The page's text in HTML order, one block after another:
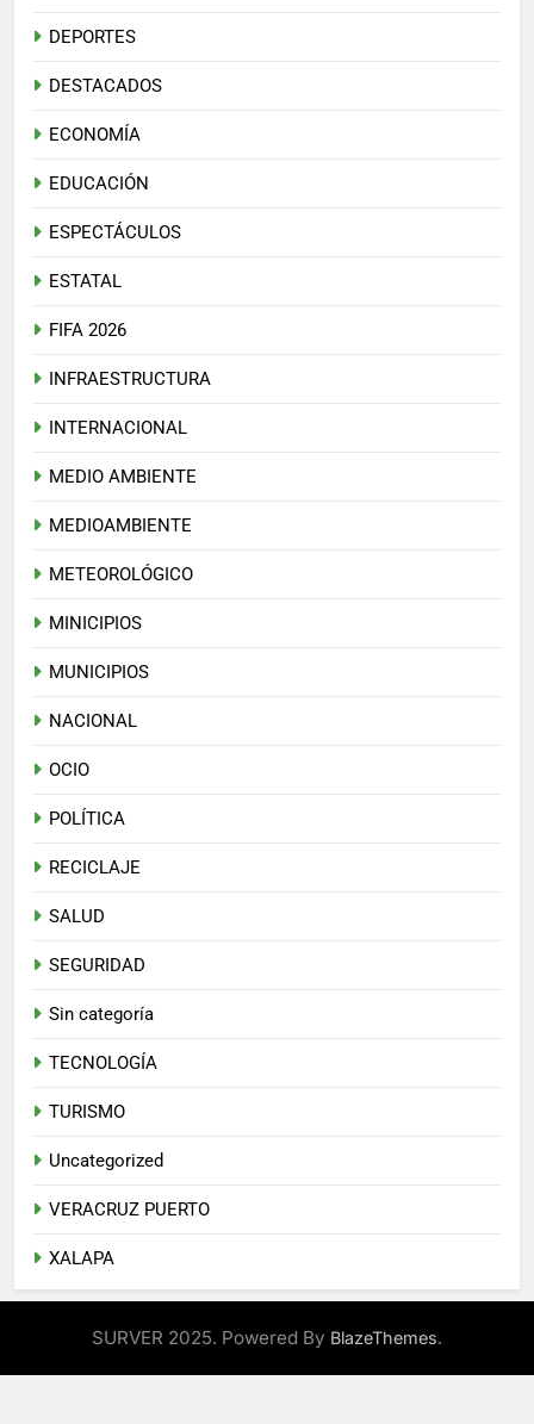
DEPORTES
DESTACADOS
ECONOMÍA
EDUCACIÓN
ESPECTÁCULOS
ESTATAL
FIFA 2026
INFRAESTRUCTURA
INTERNACIONAL
MEDIO AMBIENTE
MEDIOAMBIENTE
METEOROLÓGICO
MINICIPIOS
MUNICIPIOS
NACIONAL
OCIO
POLÍTICA
RECICLAJE
SALUD
SEGURIDAD
Sin categoría
TECNOLOGÍA
TURISMO
Uncategorized
VERACRUZ PUERTO
XALAPA
SURVER 2025. Powered By BlazeThemes.